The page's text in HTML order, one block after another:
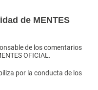
de MENTES
de los comentarios
OFICIAL.
por la conducta de los